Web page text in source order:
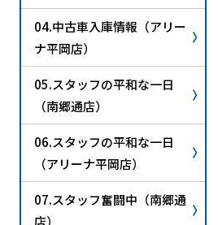
04.中古車入庫情報（アリー
ナ平岡店）
05.スタッフの平和な一日
（南郷通店）
06.スタッフの平和な一日
（アリーナ平岡店）
07.スタッフ奮闘中（南郷通
店）